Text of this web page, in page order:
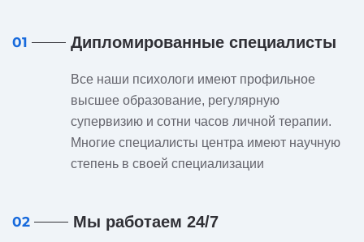
01 Дипломированные специалисты
Все наши психологи имеют профильное
высшее образование, регулярную
супервизию и сотни часов личной терапии.
Многие специалисты центра имеют научную
степень в своей специализации
02 Мы работаем 24/7